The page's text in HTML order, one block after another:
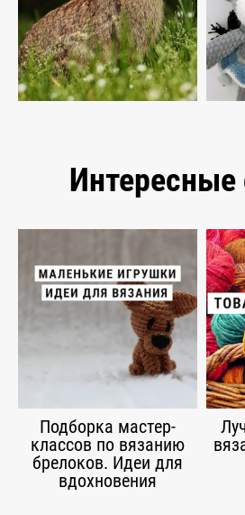
Интересные
Подборка мастер-
классов по вязанию
брелоков. Идеи для
вдохновения